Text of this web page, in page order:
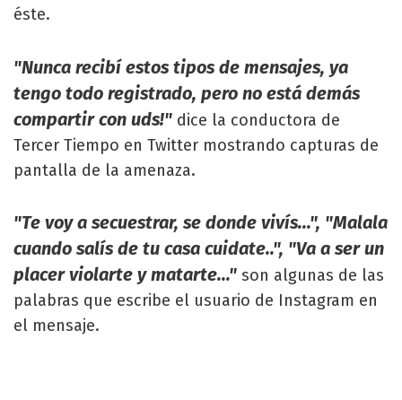
éste.
"Nunca recibí estos tipos de mensajes, ya
tengo todo registrado, pero no está demás
compartir con uds!" dice la conductora de
Tercer Tiempo en Twitter mostrando capturas de
pantalla de la amenaza.
"Te voy a secuestrar, se donde vivís...", "Malala
cuando salís de tu casa cuidate..", "Va a ser un
placer violarte y matarte..." son algunas de las
palabras que escribe el usuario de Instagram en
el mensaje.